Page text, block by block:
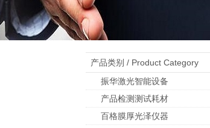
产品类别 / Product Category
振华激光智能设备
产品检测测试耗材
百格膜厚光泽仪器